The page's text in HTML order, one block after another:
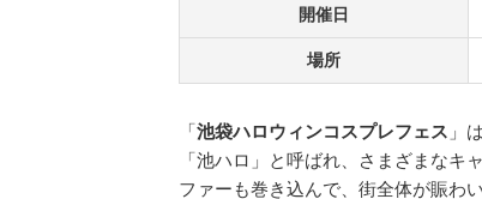
開催日
場所
「池袋ハロウィンコスプレフェス 」
「池ハロ」と呼ばれ、さまざまな
ファーも巻き込んで、街全体が賑わ